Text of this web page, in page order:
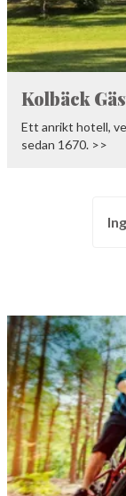
Kolbäck
Ett anrikt hotell,
sedan 1670. >>